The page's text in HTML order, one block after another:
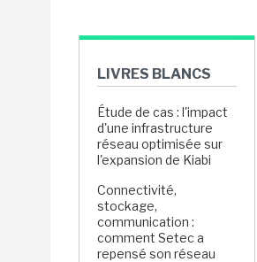
LIVRES BLANCS
Étude de cas : l'impact
d'une infrastructure
réseau optimisée sur
l'expansion de Kiabi
Connectivité,
stockage,
communication :
comment Setec a
repensé son réseau